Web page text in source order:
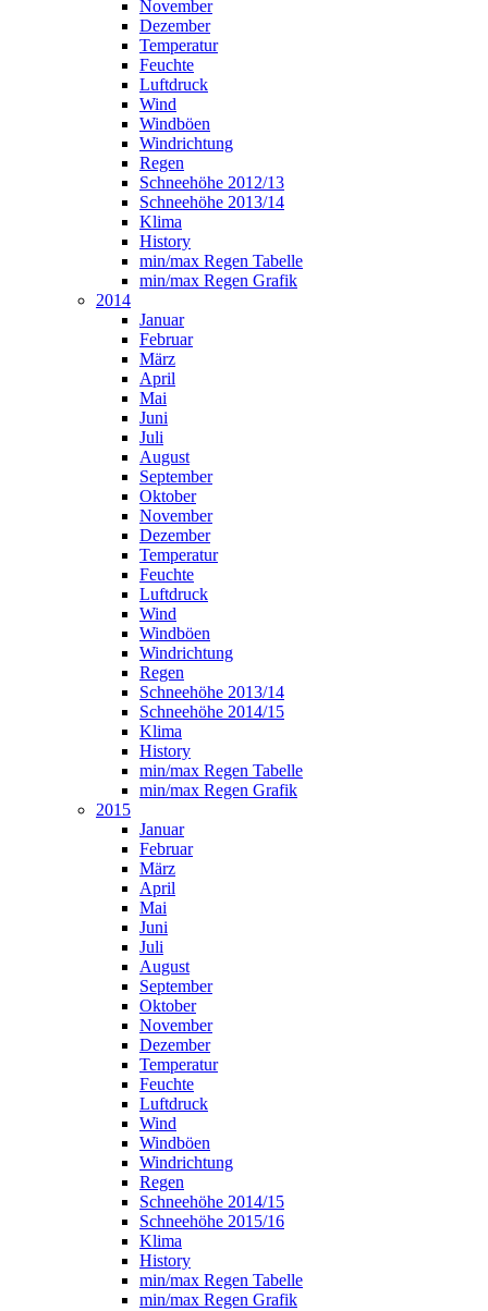
November
Dezember
Temperatur
Feuchte
Luftdruck
Wind
Windböen
Windrichtung
Regen
Schneehöhe 2012/13
Schneehöhe 2013/14
Klima
History
min/max Regen Tabelle
min/max Regen Grafik
2014
Januar
Februar
März
April
Mai
Juni
Juli
August
September
Oktober
November
Dezember
Temperatur
Feuchte
Luftdruck
Wind
Windböen
Windrichtung
Regen
Schneehöhe 2013/14
Schneehöhe 2014/15
Klima
History
min/max Regen Tabelle
min/max Regen Grafik
2015
Januar
Februar
März
April
Mai
Juni
Juli
August
September
Oktober
November
Dezember
Temperatur
Feuchte
Luftdruck
Wind
Windböen
Windrichtung
Regen
Schneehöhe 2014/15
Schneehöhe 2015/16
Klima
History
min/max Regen Tabelle
min/max Regen Grafik